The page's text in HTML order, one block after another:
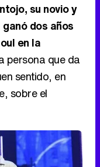
su novio y
dos años
en la
persona que da
sentido, en
sobre el